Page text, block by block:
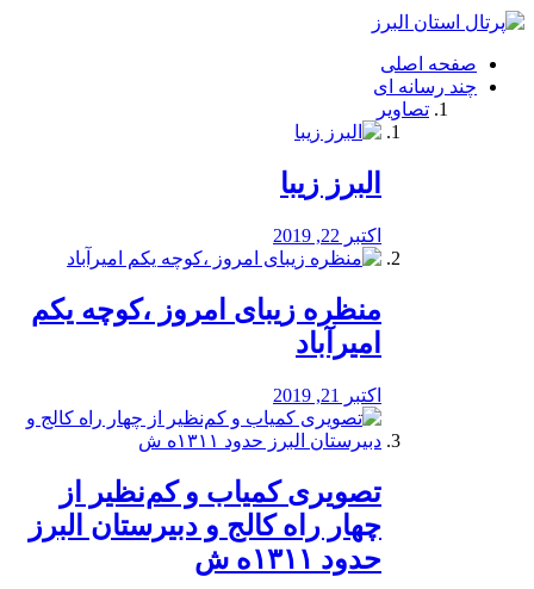
فصد
شرق
تهران
خشکشویی
صفحه اصلی
چند رسانه ای
تصاویر
البرز زیبا
اکتبر 22, 2019
منظره‌‌ زیبای امروز ،کوچه یکم
امیرآباد
اکتبر 21, 2019
️تصویری کمیاب و کم‌نظیر از
چهار راه كالج و دبيرستان البرز
حدود ۱۳۱۱ه ش